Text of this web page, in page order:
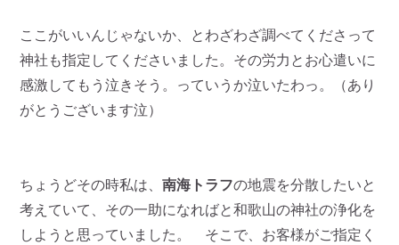
ここがいいんじゃないか、とわざわざ調べてくださって
神社も指定してくださいました。その労力とお心遣いに
感激してもう泣きそう。っていうか泣いたわっ。（あり
がとうございます泣）
ちょうどその時私は、南海トラフの地震を分散したいと
考えていて、その一助になればと和歌山の神社の浄化を
しようと思っていました。 そこで、お客様がご指定く